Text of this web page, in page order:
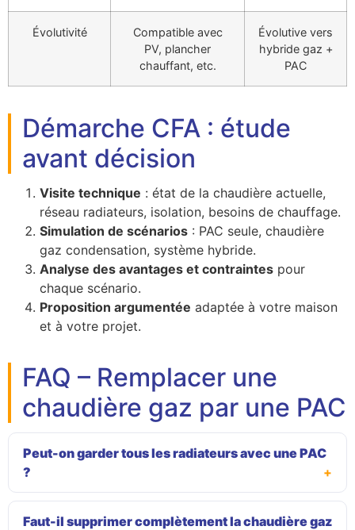
Évolutivité
Compatible avec
PV, plancher
chauffant, etc.
Évolutive vers
hybride gaz +
PAC
Démarche CFA : étude
avant décision
Visite technique : état de la chaudière actuelle,
réseau radiateurs, isolation, besoins de chauffage.
Simulation de scénarios : PAC seule, chaudière
gaz condensation, système hybride.
Analyse des avantages et contraintes pour
chaque scénario.
Proposition argumentée adaptée à votre maison
et à votre projet.
FAQ – Remplacer une
chaudière gaz par une PAC
Peut-on garder tous les radiateurs avec une PAC
?
Faut-il supprimer complètement la chaudière gaz